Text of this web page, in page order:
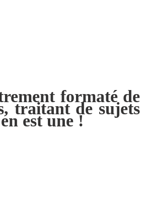
formaté de
traitant de sujets
en est une !